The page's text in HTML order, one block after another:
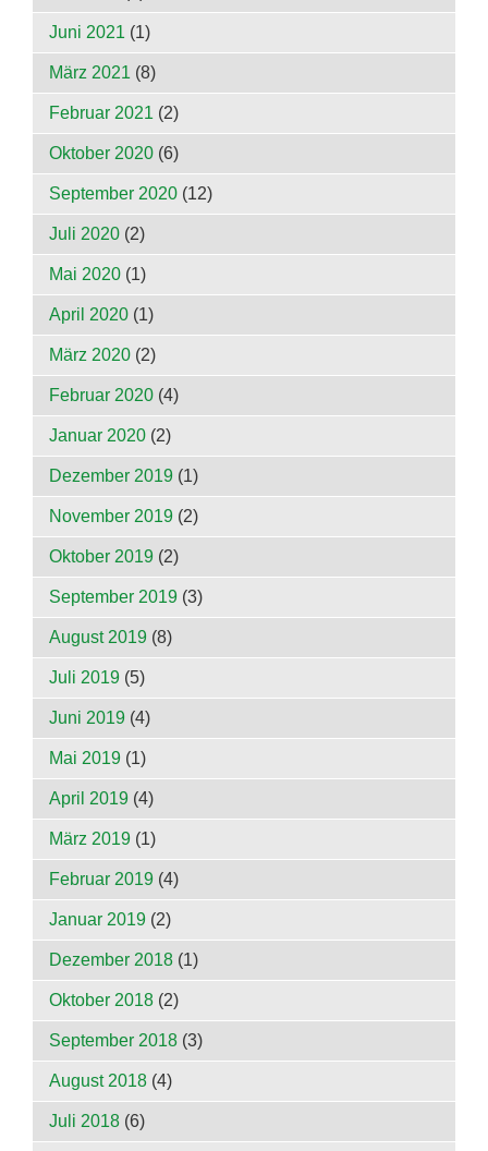
Juni 2021 (1)
März 2021 (8)
Februar 2021 (2)
Oktober 2020 (6)
September 2020 (12)
Juli 2020 (2)
Mai 2020 (1)
April 2020 (1)
März 2020 (2)
Februar 2020 (4)
Januar 2020 (2)
Dezember 2019 (1)
November 2019 (2)
Oktober 2019 (2)
September 2019 (3)
August 2019 (8)
Juli 2019 (5)
Juni 2019 (4)
Mai 2019 (1)
April 2019 (4)
März 2019 (1)
Februar 2019 (4)
Januar 2019 (2)
Dezember 2018 (1)
Oktober 2018 (2)
September 2018 (3)
August 2018 (4)
Juli 2018 (6)